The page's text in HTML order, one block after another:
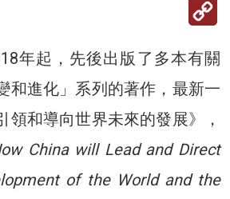
年起，先後出版了多本有關
和進化」系列的著作，最新一
領和導向世界未來的發展》，
China will Lead and Direct
of the World and the